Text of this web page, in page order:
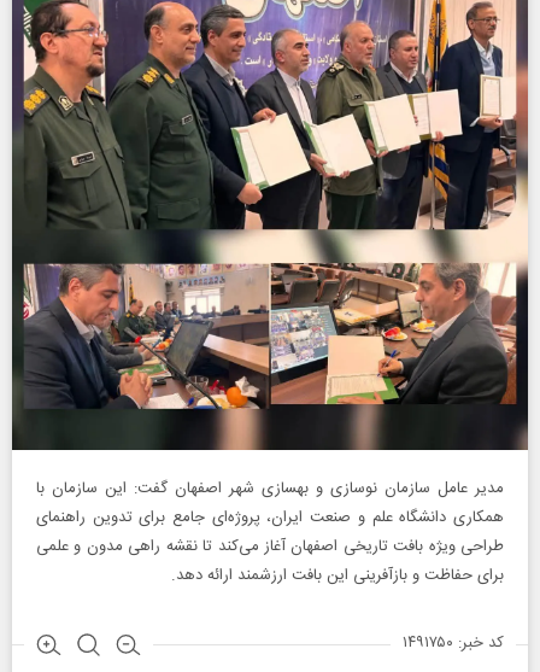
مدیر عامل سازمان نوسازی و بهسازی شهر اصفهان گفت: این سازمان با
همکاری دانشگاه علم و صنعت ایران، پروژه‌ای جامع برای تدوین راهنمای
طراحی ویژه بافت تاریخی اصفهان آغاز می‌کند تا نقشه راهی مدون و علمی
برای حفاظت و بازآفرینی این بافت ارزشمند ارائه دهد.
کد خبر: ۱۴۹۱۷۵۰